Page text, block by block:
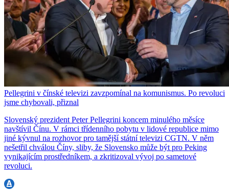
Pellegrini v čínské televizi zavzpomínal na komunismus. Po revoluci
jsme chybovali, přiznal
Slovenský prezident Peter Pellegrini koncem minulého měsíce
navštívil Čínu. V rámci třídenního pobytu v lidové republice mimo
jiné kývnul na rozhovor pro tamější státní televizi CGTN. V něm
nešetřil chválou Číny, sliby, že Slovensko může být pro Peking
vynikajícím prostředníkem, a zkritizoval vývoj po sametové
revoluci.